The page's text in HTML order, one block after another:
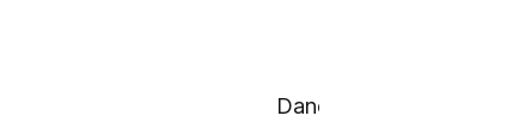
Dane techniczne wersji